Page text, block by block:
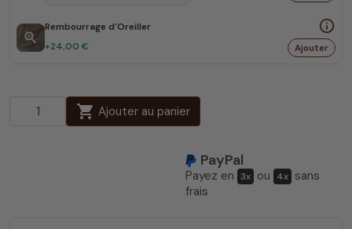
zoom_in
Rembourrage d'Oreiller info_outline
+24,00 € Ajouter
shopping_cart Ajouter au panier
PayPal
Payez en 3x ou 4x sans
frais